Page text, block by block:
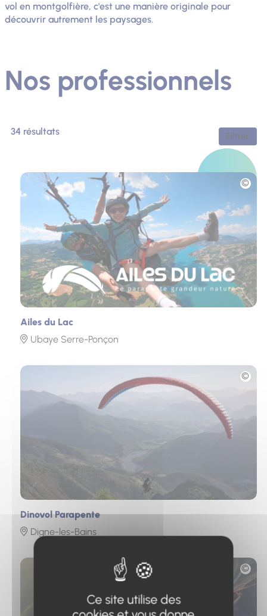
vol en montgolfière, c'est une manière originale pour
découvrir autrement les paysages.
Nos professionnels
34 résultats Filtrer
Ailes du Lac
Ubaye Serre-Ponçon
Photo
Dinovol Parapente
Digne-les-Bains
Photo
Photo
Ce site utilise des